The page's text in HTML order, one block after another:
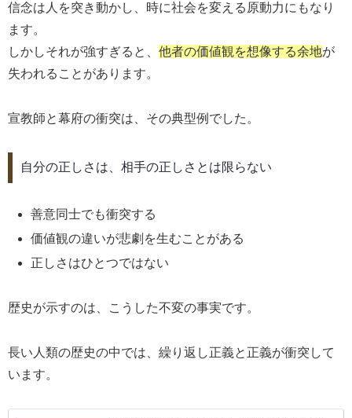
信念は人を突き動かし、時に社会を変える原動力にもなり
ます。
しかしそれが強すぎると、 他者の価値観を想像する余地が
失われることがあります。
宣教師と幕府の衝突は、その典型例でした。
自分の正しさは、相手の正しさとは限らない
善意同士でも衝突する
価値観の違いが悲劇を生むことがある
正しさはひとつではない
歴史が示すのは、こうした不変の事実です。
長い人類の歴史の中では、繰り返し正義と正義が衝突して
います。